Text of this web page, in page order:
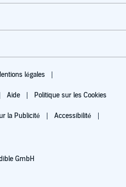
légales
Aide Politique sur les Cookies
la Publicité Accessibilité
GmbH